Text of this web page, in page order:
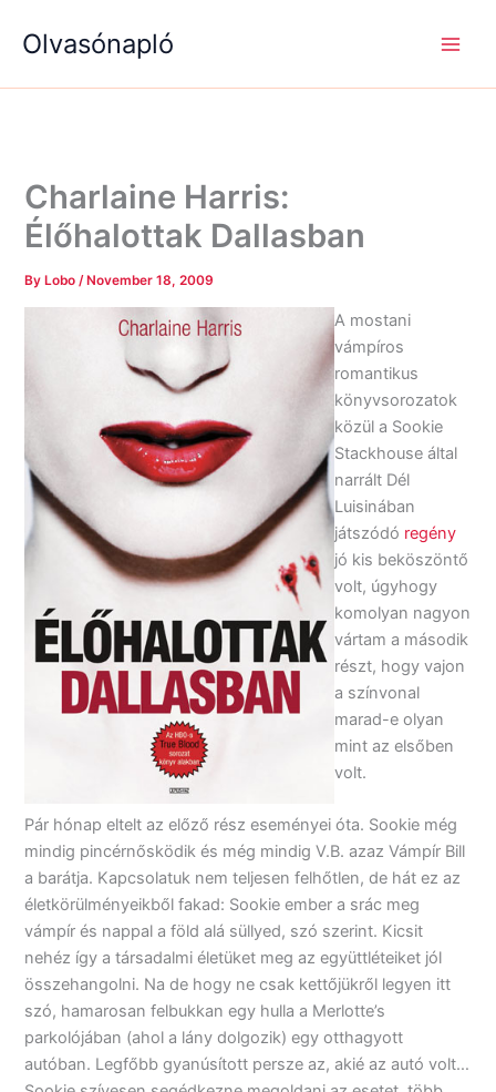
Olvasónapló
Charlaine Harris:
Élőhalottak Dallasban
By Lobo/ November 18, 2009
A mostani
vámpíros
romantikus
könyvsorozatok
közül a Sookie
Stackhouse által
narrált Dél
Luisinában
játszódó regény
jó kis beköszöntő
volt, úgyhogy
komolyan nagyon
vártam a második
részt, hogy vajon
a színvonal
marad-e olyan
mint az elsőben
volt.
Pár hónap eltelt az előző rész eseményei óta. Sookie még
mindig pincérnősködik és még mindig V.B. azaz Vámpír Bill
a barátja. Kapcsolatuk nem teljesen felhőtlen, de hát ez az
életkörülményeikből fakad: Sookie ember a srác meg
vámpír és nappal a föld alá süllyed, szó szerint. Kicsit
nehéz így a társadalmi életüket meg az együttléteiket jól
összehangolni. Na de hogy ne csak kettőjükről legyen itt
szó, hamarosan felbukkan egy hulla a Merlotte’s
parkolójában (ahol a lány dolgozik) egy otthagyott
autóban. Legfőbb gyanúsított persze az, akié az autó volt…
e
a
é
g
k
é
g
k